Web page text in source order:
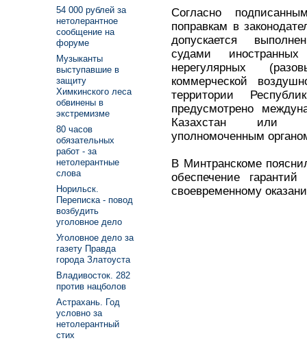
Согласно
поправкам в
допускается
судами иностранных
нерегулярных
коммерческой
территории
предусмотрено
Казахстан или
уполномоченным
В Минтранскоме
обеспечение
своевременному
54 000 рублей за
нетолерантное
сообщение на
форуме
Музыканты
выступавшие в
защиту
Химкинского леса
обвинены в
экстремизме
80 часов
обязательных
работ - за
нетолерантные
слова
Норильск.
Переписка - повод
возбудить
уголовное дело
Уголовное дело за
газету Правда
города Златоуста
Владивосток. 282
против нацболов
Астрахань. Год
условно за
нетолерантный
стих